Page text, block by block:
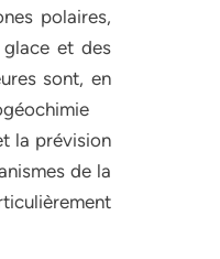
polaires,
et des
sont, en
la prévision
de la